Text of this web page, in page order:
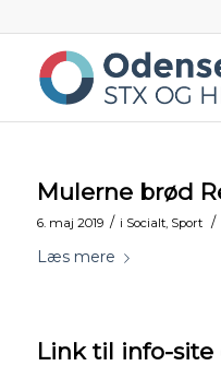
Mulerne brød
6. maj 2019 / i Socialt, Sport /
Læs mere
Link til info-site